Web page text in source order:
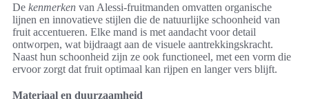
De kenmerken van Alessi-fruitmanden omvatten organische
lijnen en innovatieve stijlen die de natuurlijke schoonheid van
fruit accentueren. Elke mand is met aandacht voor detail
ontworpen, wat bijdraagt aan de visuele aantrekkingskracht.
Naast hun schoonheid zijn ze ook functioneel, met een vorm die
ervoor zorgt dat fruit optimaal kan rijpen en langer vers blijft.
Materiaal en duurzaamheid